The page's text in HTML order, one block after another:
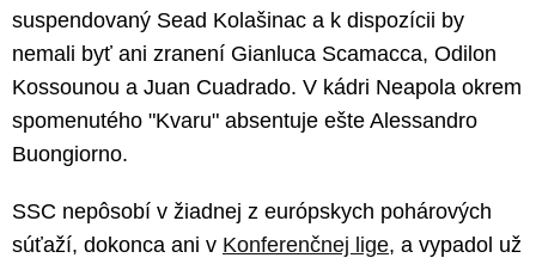
suspendovaný Sead Kolašinac a k dispozícii by
nemali byť ani zranení Gianluca Scamacca, Odilon
Kossounou a Juan Cuadrado. V kádri Neapola okrem
spomenutého "Kvaru" absentuje ešte Alessandro
Buongiorno.
SSC nepôsobí v žiadnej z európskych pohárových
súťaží, dokonca ani v Konferenčnej lige, a vypadol už